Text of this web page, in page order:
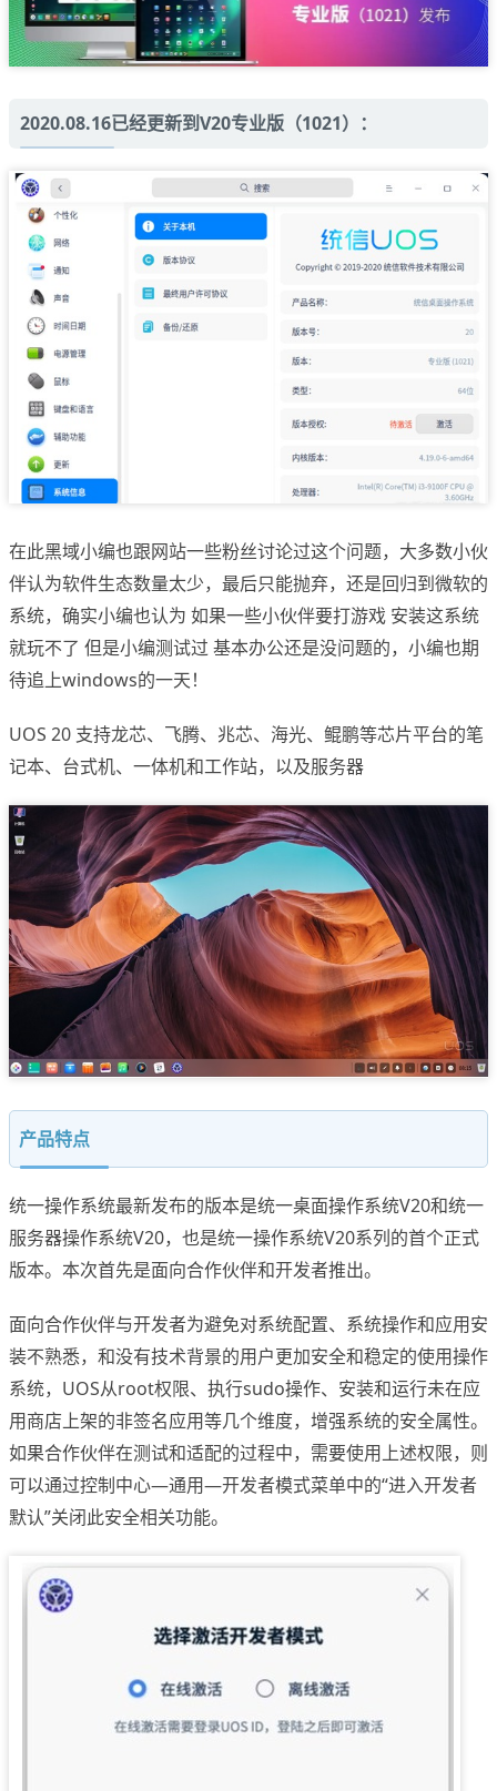
2020.08.16已经更新到V20专业版（1021）：
在此黑域小编也跟网站一些粉丝讨论过这个问题，大多数小伙
伴认为软件生态数量太少，最后只能抛弃，还是回归到微软的
系统，确实小编也认为 如果一些小伙伴要打游戏 安装这系统
就玩不了 但是小编测试过 基本办公还是没问题的，小编也期
待追上windows的一天！
UOS 20 支持龙芯、飞腾、兆芯、海光、鲲鹏等芯片平台的笔
记本、台式机、一体机和工作站，以及服务器
产品特点
统一操作系统最新发布的版本是统一桌面操作系统V20和统一
服务器操作系统V20，也是统一操作系统V20系列的首个正式
版本。本次首先是面向合作伙伴和开发者推出。
面向合作伙伴与开发者为避免对系统配置、系统操作和应用安
装不熟悉，和没有技术背景的用户更加安全和稳定的使用操作
系统，UOS从root权限、执行sudo操作、安装和运行未在应
用商店上架的非签名应用等几个维度，增强系统的安全属性。
如果合作伙伴在测试和适配的过程中，需要使用上述权限，则
可以通过控制中心—通用—开发者模式菜单中的“进入开发者
默认”关闭此安全相关功能。